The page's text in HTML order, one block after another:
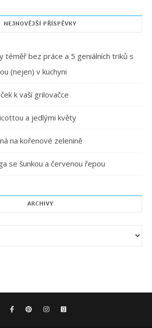
NEJNOVĚJŠÍ PŘÍSPĚVKY
téměř bez práce a 5 geniálních triků s
(nejen) v kuchyni
k vaší grilovačce
a jedlými květy
na kořenové zelenině
se šunkou a červenou řepou
ARCHIVY